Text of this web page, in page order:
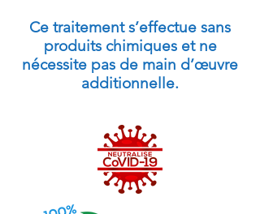
Ce traitement s’effectue sans
produits chimiques et ne
nécessite pas de main d’œuvre
additionnelle.